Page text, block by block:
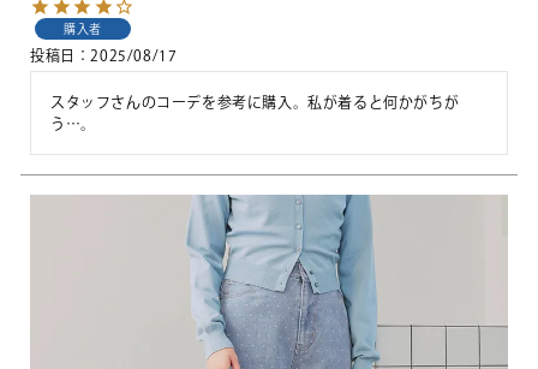
購入者
投稿日 2025/08/17
スタッフさんのコーデを参考に購入。私が着ると何かがちが
う…。